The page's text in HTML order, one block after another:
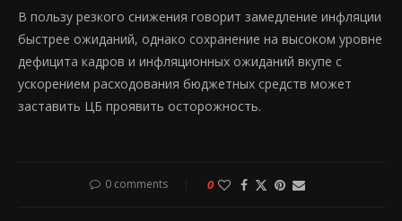
В пользу резкого снижения говорит замедление инфляции
быстрее ожиданий, однако сохранение на высоком уровне
дефицита кадров и инфляционных ожиданий вкупе с
ускорением расходования бюджетных средств может
заставить ЦБ проявить осторожность.
0 comments 0